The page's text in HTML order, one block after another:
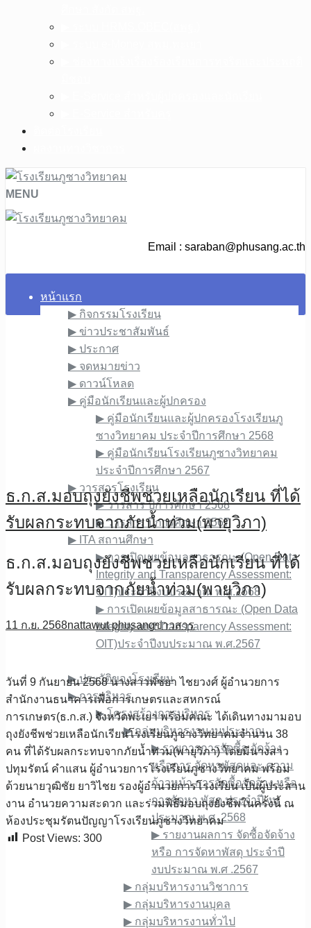
MENU
Email : saraban@phusang.ac.th
หน้าแรก
▶︎ กิจกรรมโรงเรียน
▶︎ ข่าวประชาสัมพันธ์
▶︎ ประกาศ
▶︎ จดหมายข่าว
▶︎ ดาวน์โหลด
▶︎ คู่มือนักเรียนและผู้ปกครอง
▶︎ คู่มือนักเรียนและผู้ปกครองโรงเรียนภู
ซางวิทยาคม ประจำปีการศึกษา 2568
▶︎ คู่มือนักเรียนโรงเรียนภูซางวิทยาคม
ประจำปีการศึกษา 2567
▶︎ วารสารโรงเรียน
▶︎ วารสาร ปีการศึกษา 2568
▶︎ วารสาร ปีการศึกษา 2567
▶︎ ITA สถานศึกษา
▶︎ การเปิดเผยข้อมูลสาธารณะ (Open Data
Integrity and Transparency Assessment:
OIT)ประจำปีงบประมาณ พ.ศ.2568
▶︎ การเปิดเผยข้อมูลสาธารณะ (Open Data
Integrity and Transparency Assessment:
OIT)ประจำปีงบประมาณ พ.ศ.2567
▶︎ ประวัติของโรงเรียน
▶︎ การบริหาร
▶︎ โครงสร้างการบริหาร
▶︎ กลุ่มบริหารงานงบประมาณ
▶︎ รายการการจัดซื้อ จัดจ้าง
หรือการ จัดหาพัสดุและ ความ
ก้าวหน้า การจัดซื้อจัดจ้าง หรือ
การจัดหา พัสดุ ประจําปี งบ
ประมาณ พ.ศ .2568
▶︎ รายงานผลการ จัดซื้อจัดจ้าง
หรือ การจัดหาพัสดุ ประจําปี
งบประมาณ พ.ศ .2567
▶︎ กลุ่มบริหารงานวิชาการ
▶︎ กลุ่มบริหารงานบุคล
▶︎ กลุ่มบริหารงานทั่วไป
ธ.ก.ส.มอบถุงยังชีพช่วยเหลือนักเรียน ที่ได้
รับผลกระทบจากภัยน้ำท่วม​(พายุวิภา)
ธ.ก.ส.มอบถุงยังชีพช่วยเหลือนักเรียน ที่ได้
รับผลกระทบจากภัยน้ำท่วม​(พายุวิภา)
11 ก.ย. 2568nattawut phusangข่าวสาร
วันที่​ 9​ กันยายน​ 2568 นางสาวพัชยา ไชยวงศ์ ผู้อำนวยการ
สำนักงานธนาคารเพื่อการเกษตรและสหกรณ์
การเกษตร(ธ.ก.ส.)​ จังหวัดพะเยา​ พร้อมคณะ​ ได้เดินทาง​มามอบ
ถุงยังชีพช่วยเหลือนักเรียนโรงเรียน​ภูซาง​วิทยาคม​จำนวน​ 38​
คน​ ที่ได้รับผลกระทบจากภัยน้ำท่วม​(พายุวิภา) โดยมี​นางสาว​
ปทุม​รัตน์​ คำ​แสน​ ผู้​อำนวยการ​โรงเรียน​ภูซาง​วิทยาคม​ พร้อม
ด้วย​นายวุฒิ​ชัย​ ยา​วิ​ไชย​ รอง​ผู้​อำนวยการ​โรงเรียน​ เป็น​ผู้​ประสาน
งาน​ อำนวยความสะดวก​ และร่วมพิธี​มอบถุง​ยังชีพ​ในครั้งนี้​ ณ​
ห้องประชุม​รัตน​ปัญญา​โรง​เรียนภูซาง​วิทยาคม
Post Views: 300